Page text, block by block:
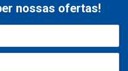
nossas ofertas!